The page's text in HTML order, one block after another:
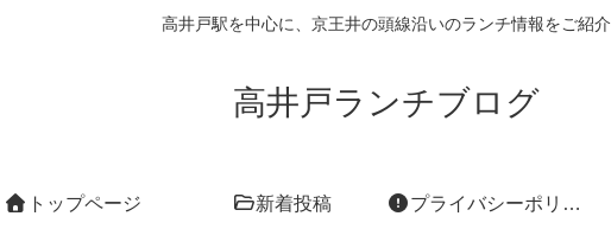
高井戸駅を中心に、京王井の頭線沿いのランチ情報をご紹介
高井戸ランチブログ
トップページ 新着投稿 プライバシーポリシー